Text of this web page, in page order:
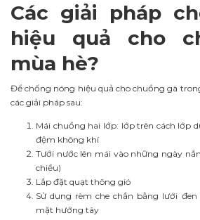
Các giải pháp
hiệu quả cho
mùa hè?
Để chống nóng hiệu quả cho chuồng gà
các giải pháp sau:
Mái chuồng hai lớp: lớp trên cách lớp
đệm không khí
Tưới nước lên mái vào những ngày
chiều)
Lắp đặt quạt thông gió
Sử dụng rèm che chắn bằng lưới
mặt hướng tây